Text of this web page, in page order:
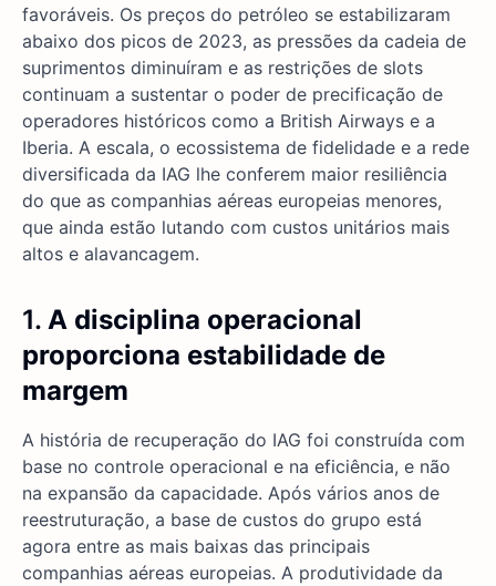
favoráveis. Os preços do petróleo se estabilizaram
abaixo dos picos de 2023, as pressões da cadeia de
suprimentos diminuíram e as restrições de slots
continuam a sustentar o poder de precificação de
operadores históricos como a British Airways e a
Iberia. A escala, o ecossistema de fidelidade e a rede
diversificada da IAG lhe conferem maior resiliência
do que as companhias aéreas europeias menores,
que ainda estão lutando com custos unitários mais
altos e alavancagem.
1. A disciplina operacional
proporciona estabilidade de
margem
A história de recuperação do IAG foi construída com
base no controle operacional e na eficiência, e não
na expansão da capacidade. Após vários anos de
reestruturação, a base de custos do grupo está
agora entre as mais baixas das principais
companhias aéreas europeias. A produtividade da